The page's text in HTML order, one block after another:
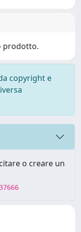
prodotto.
copyright e
o creare un